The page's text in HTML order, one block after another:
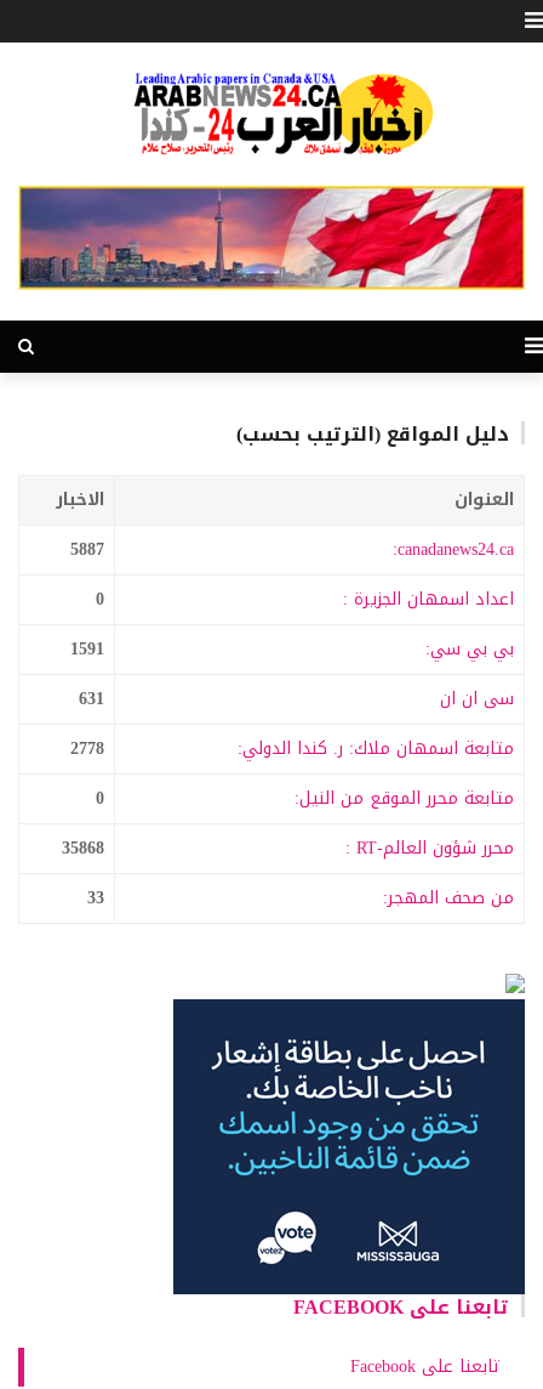
دليل المواقع (الترتيب بحسب)
العنوان
الاخبار
canadanews24.ca:
5887
اعداد اسمهان الجزيرة :
0
بي بي سي:
1591
سى ان ان
631
متابعة اسمهان ملاك: ر. كندا الدولي:
2778
متابعة محرر الموقع من النيل:
0
محرر شؤون العالم-RT :
35868
من صحف المهجر:
33
تابعنا على FACEBOOK
تابعنا على Facebook